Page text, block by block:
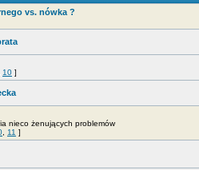
vs. nówka ?
10 ]
nieco żenujących problemów
11 ]